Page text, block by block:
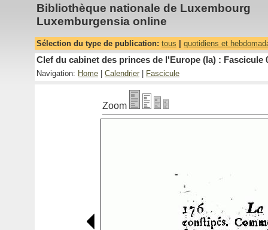
Bibliothèque nationale de Luxembourg
Luxemburgensia online
Sélection du type de publication: tous quotidiens et
Clef du cabinet des princes de l'Europe (la) : Fascicule
Navigation: Home Calendrier Fascicule
Zoom